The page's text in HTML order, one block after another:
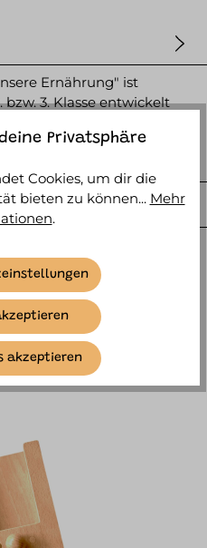
Ernährung" ist
3. Klasse entwickelt
DAZU
Privatsphäre
Cookies, um dir die
bieten zu können... Mehr
.
akzeptieren